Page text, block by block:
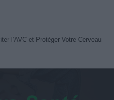
l’AVC et Protéger Votre Cerveau